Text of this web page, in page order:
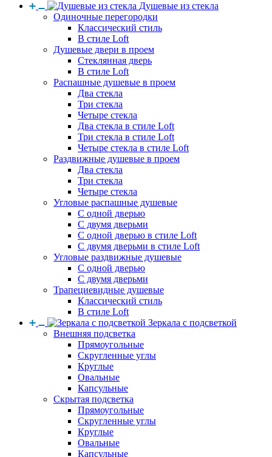
Душевые из стекла
Одиночные перегородки
Классический стиль
В стиле Loft
Душевые двери в проем
Стеклянная дверь
В стиле Loft
Распашные душевые в проем
Два стекла
Три стекла
Четыре стекла
Два стекла в стиле Loft
Три стекла в стиле Loft
Четыре стекла в стиле Loft
Раздвижные душевые в проем
Два стекла
Три стекла
Четыре стекла
Угловые распашные душевые
С одной дверью
С двумя дверьми
С одной дверью в стиле Loft
С двумя дверьми в стиле Loft
Угловые раздвижные душевые
С одной дверью
С двумя дверьми
Трапециевидные душевые
Классический стиль
В стиле Loft
Зеркала с подсветкой
Внешняя подсветка
Прямоугольные
Скругленные углы
Круглые
Овальные
Капсульные
Скрытая подсветка
Прямоугольные
Скругленные углы
Круглые
Овальные
Капсульные